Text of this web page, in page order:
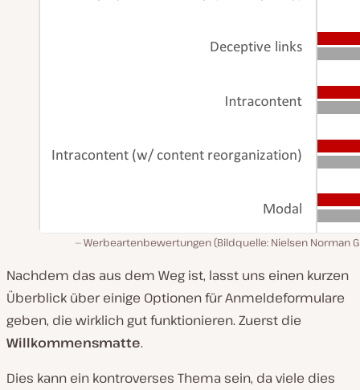
Werbeartenbewertungen (Bildquelle: Nielsen Norman
Nachdem das aus dem Weg ist, lasst uns einen kurzen
Überblick über einige Optionen für Anmeldeformulare
geben, die wirklich gut funktionieren. Zuerst die
Willkommensmatte.
Dies kann ein kontroverses Thema sein, da viele dies